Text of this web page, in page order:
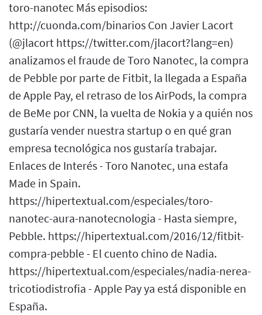
toro-nanotec Más episodios:
http://cuonda.com/binarios Con Javier Lacort
(@jlacort https://twitter.com/jlacort?lang=en)
analizamos el fraude de Toro Nanotec, la compra
de Pebble por parte de Fitbit, la llegada a España
de Apple Pay, el retraso de los AirPods, la compra
de BeMe por CNN, la vuelta de Nokia y a quién nos
gustaría vender nuestra startup o en qué gran
empresa tecnológica nos gustaría trabajar.
Enlaces de Interés - Toro Nanotec, una estafa
Made in Spain.
https://hipertextual.com/especiales/toro-
nanotec-aura-nanotecnologia - Hasta siempre,
Pebble. https://hipertextual.com/2016/12/fitbit-
compra-pebble - El cuento chino de Nadia.
https://hipertextual.com/especiales/nadia-nerea-
tricotiodistrofia - Apple Pay ya está disponible en
España.